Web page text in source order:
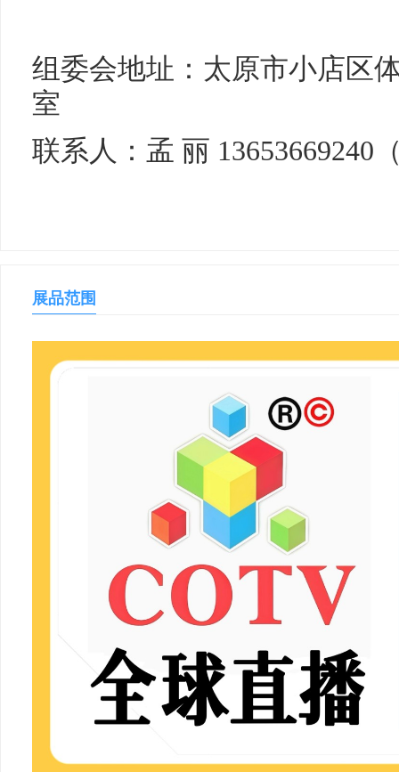
组委会地址：太原市小店区
室
联系人：孟 丽 13653669240
展品范围